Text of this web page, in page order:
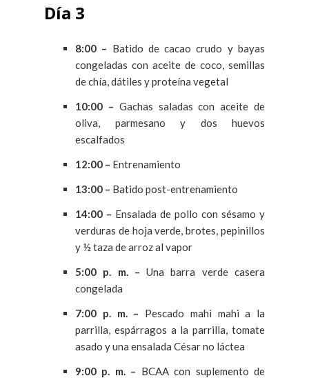
Día 3
8:00 – Batido de cacao crudo y bayas
congeladas con aceite de coco, semillas
de chía, dátiles y proteína vegetal
10:00 – Gachas saladas con aceite de
oliva, parmesano y dos huevos
escalfados
12:00 – Entrenamiento
13:00 – Batido post-entrenamiento
14:00 – Ensalada de pollo con sésamo y
verduras de hoja verde, brotes, pepinillos
y ½ taza de arroz al vapor
5:00 p. m. – Una barra verde casera
congelada
7:00 p. m. – Pescado mahi mahi a la
parrilla, espárragos a la parrilla, tomate
asado y una ensalada César no láctea
9:00 p. m. – BCAA con suplemento de